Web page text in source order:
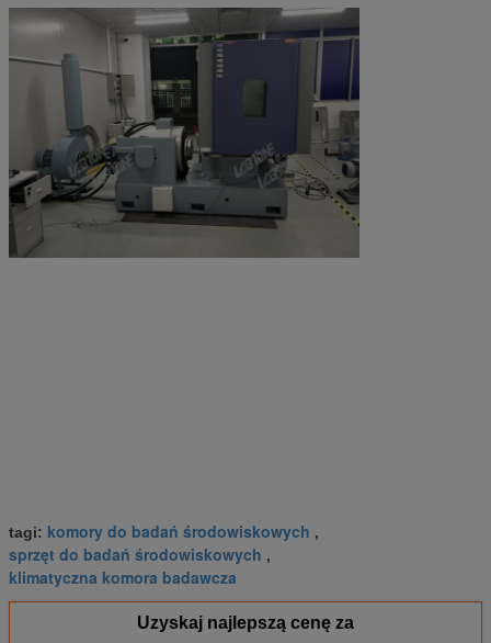
tagi: komory do badań środowiskowych ,
sprzęt do badań środowiskowych ,
klimatyczna komora badawcza
Uzyskaj najlepszą cenę za